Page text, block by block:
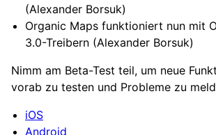
(Alexander Borsuk)
Organic Maps funktioniert nun mit
3.0-Treibern (Alexander Borsuk)
Nimm am Beta-Test teil, um neue
vorab zu testen und Probleme zu
iOS
Android